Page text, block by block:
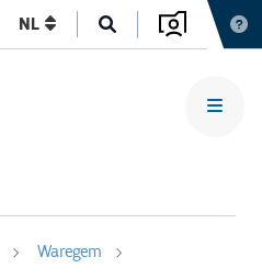
NL
Waregem